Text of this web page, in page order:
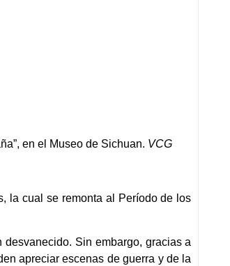
en el Museo de Sichuan. VCG
la cual se remonta al Período de los
Sin embargo, gracias a
apreciar escenas de guerra y de la